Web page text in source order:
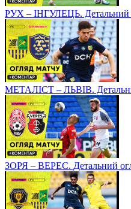
РУХ – ІНГУЛЕЦЬ. Детальний
МЕТАЛІСТ – ЛЬВІВ.
ЗОРЯ – ВЕРЕС. Детальний